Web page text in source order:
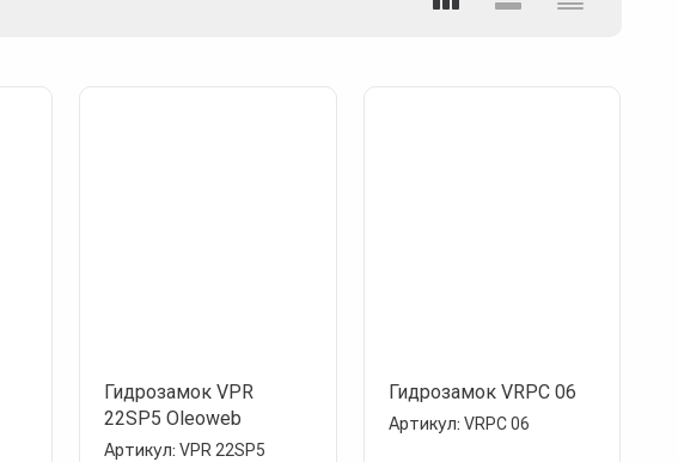
Гидрозамок VPR
22SP5 Oleoweb
Артикул: VPR 22SP5
Гидрозамок VRPC 06
Артикул: VRPC 06